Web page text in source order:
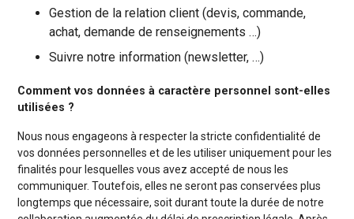
Gestion de la relation client (devis, commande,
achat, demande de renseignements …)
Suivre notre information (newsletter, …)
Comment vos données à caractère personnel sont-elles
utilisées ?
Nous nous engageons à respecter la stricte confidentialité de
vos données personnelles et de les utiliser uniquement pour les
finalités pour lesquelles vous avez accepté de nous les
communiquer. Toutefois, elles ne seront pas conservées plus
longtemps que nécessaire, soit durant toute la durée de notre